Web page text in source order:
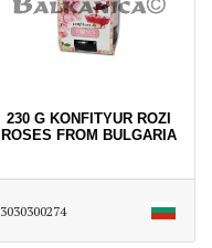
230 G KONFITYUR ROZI
ROSES FROM BULGARIA
3030300274